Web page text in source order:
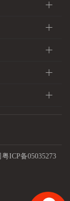
粤ICP备05035273